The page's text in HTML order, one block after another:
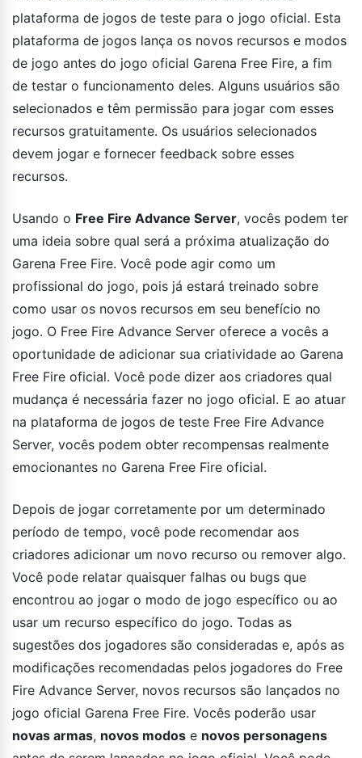
plataforma de jogos de teste para o jogo oficial. Esta
plataforma de jogos lança os novos recursos e modos
de jogo antes do jogo oficial Garena Free Fire, a fim
de testar o funcionamento deles. Alguns usuários são
selecionados e têm permissão para jogar com esses
recursos gratuitamente. Os usuários selecionados
devem jogar e fornecer feedback sobre esses
recursos.
Usando o Free Fire Advance Server, vocês podem ter
uma ideia sobre qual será a próxima atualização do
Garena Free Fire. Você pode agir como um
profissional do jogo, pois já estará treinado sobre
como usar os novos recursos em seu benefício no
jogo. O Free Fire Advance Server oferece a vocês a
oportunidade de adicionar sua criatividade ao Garena
Free Fire oficial. Você pode dizer aos criadores qual
mudança é necessária fazer no jogo oficial. E ao atuar
na plataforma de jogos de teste Free Fire Advance
Server, vocês podem obter recompensas realmente
emocionantes no Garena Free Fire oficial.
Depois de jogar corretamente por um determinado
período de tempo, você pode recomendar aos
criadores adicionar um novo recurso ou remover algo.
Você pode relatar quaisquer falhas ou bugs que
encontrou ao jogar o modo de jogo específico ou ao
usar um recurso específico do jogo. Todas as
sugestões dos jogadores são consideradas e, após as
modificações recomendadas pelos jogadores do Free
Fire Advance Server, novos recursos são lançados no
jogo oficial Garena Free Fire. Vocês poderão usar
novas armas, novos modos e novos personagens